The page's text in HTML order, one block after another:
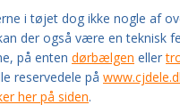
i tøjet dog ikke nogle af
der også være en teknisk
på enten dørbælgen eller
reservedele på
her på siden.